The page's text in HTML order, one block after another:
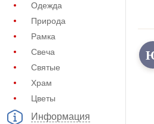
Одежда
Природа
Рамка
Свеча
Святые
Храм
Цветы
Информация